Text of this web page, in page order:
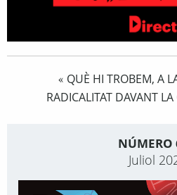
« QUÈ HI TROBEM, A
RADICALITAT DAVANT
NÚMERO
Juliol